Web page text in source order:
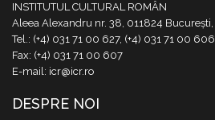
INSTITUTUL CULTURAL ROMÂN
Aleea Alexandru nr. 38, 011824
Tel.: (+4) 031 71 00 627, (+4) 031 71 00 606
Fax: (+4) 031 71 00 607
E-mail: icr@icr.ro
DESPRE NOI